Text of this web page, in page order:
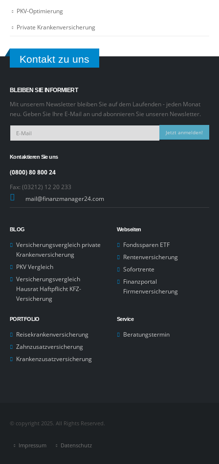
PKV-Optimierung
Private Krankenversicherung
Kontakt zu uns
BLEIBEN SIE INFORMIERT
Mit unserem Newsletter bleiben Sie auf dem Laufenden - jeden Monat
neu. Geben Sie Ihre E-Mail an und abonnieren Sie unseren Newsletter.
Jetzt anmelden!
Kontaktieren Sie uns
(0800) 80 800 24
Fax: (03212) 12 20 233
mail@finanzmanager24.com
BLOG
Versicherungsvergleich private
Krankenversicherung
PKV Vergleich
Versicherungsvergleich
Hausrat Haftpflicht KFZ-
Versicherung
Webseiten
Fondssparen ETF
Rentenversicherung
Sofortrente
Finanzportal
Firmenversicherung
PORTFOLIO
Reisekrankenversicherung
Zahnzusatzversicherung
Krankenzusatzversicherung
Service
Beratungstermin
© copyright 2025. All Rights Reserved.
Impressum Datenschutz